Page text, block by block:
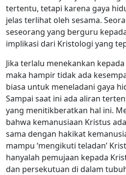
tertentu, tetapi karena gaya
jelas terlihat oleh sesama.
seseorang yang berguru
implikasi dari Kristologi yang
Jika terlalu menekankan
maka hampir tidak ada
biasa untuk meneladani gaya
Sampai saat ini ada aliran
yang menitikberatkan hal ini.
bahwa kemanusiaan Kristus
sama dengan hakikat
mampu ‘mengikuti teladan’
hanyalah pemujaan kepada
dan persekutuan di dalam